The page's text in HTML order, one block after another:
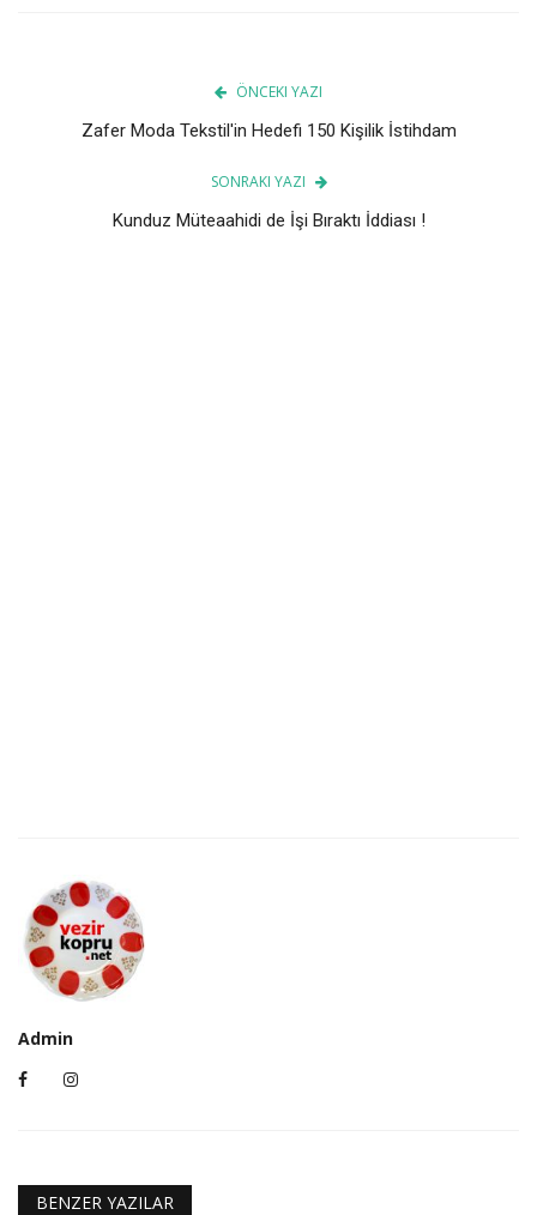
ÖNCEKI YAZI
Zafer Moda Tekstil'in Hedefi 150 Kişilik İstihdam
SONRAKI YAZI
Kunduz Müteaahidi de İşi Bıraktı İddiası !
Admin
BENZER YAZILAR